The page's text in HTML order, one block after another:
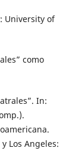
University of
como
In:
Los Angeles: